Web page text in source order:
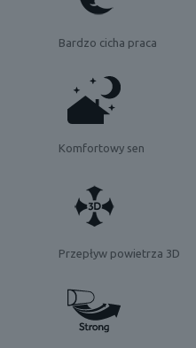
Bardzo cicha praca
Komfortowy sen
Przepływ powietrza 3D